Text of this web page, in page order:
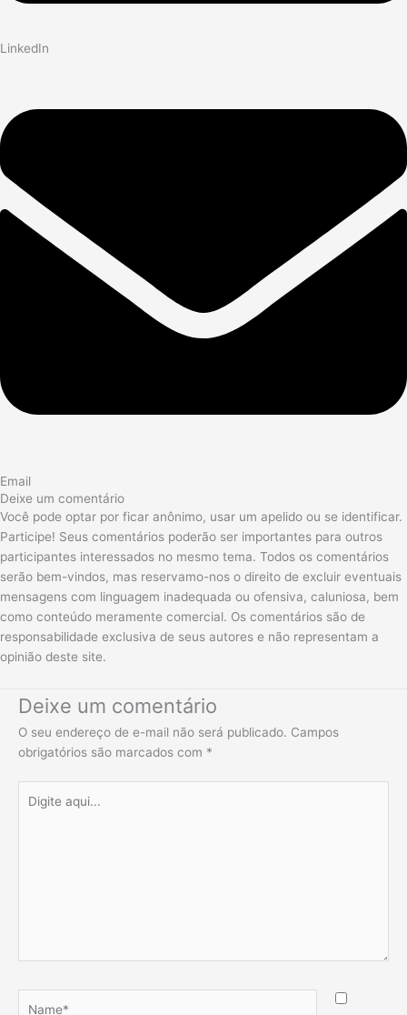
LinkedIn
Email
Deixe um comentário
Você pode optar por ficar anônimo, usar um apelido ou se identificar.
Participe! Seus comentários poderão ser importantes para outros
participantes interessados no mesmo tema. Todos os comentários
serão bem-vindos, mas reservamo-nos o direito de excluir eventuais
mensagens com linguagem inadequada ou ofensiva, caluniosa, bem
como conteúdo meramente comercial. Os comentários são de
responsabilidade exclusiva de seus autores e não representam a
opinião deste site.
Deixe um comentário
O seu endereço de e-mail não será publicado. Campos
obrigatórios são marcados com *
aqui...